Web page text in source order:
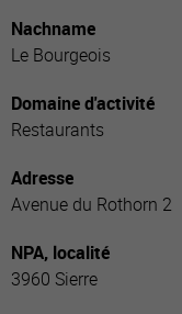
Nachname
Le Bourgeois
Domaine d'activité
Restaurants
Adresse
Avenue du Rothorn 2
NPA, localité
3960 Sierre